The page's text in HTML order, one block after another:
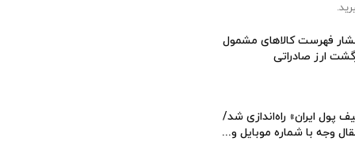
فهرست کالاهای مشمول
ارز صادراتی
پول ایران» راه‌اندازی شد/
وجه با شماره موبایل و...